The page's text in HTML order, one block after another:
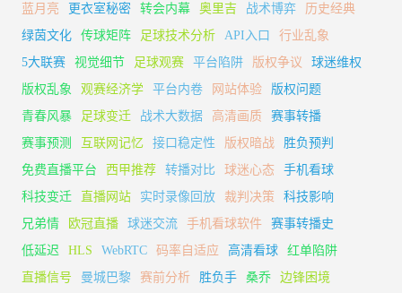
蓝月亮
更衣室秘密 转会内幕 奥里吉 战术博弈
历史经典
绿茵文化
传球矩阵 足球技术分析 API入口
行业乱象
5大联赛
视觉细节 足球观赛 平台陷阱 版权争议
球迷维权
版权乱象
观赛经济学 平台内卷 网站体验
版权问题
青春风暴
足球变迁 战术大数据 高清画质
赛事转播
赛事预测
互联网记忆 接口稳定性 版权暗战
胜负预判
免费直播平台
西甲推荐 转播对比 球迷心态
手机看球
科技变迁
直播网站 实时录像回放 裁判决策
科技影响
兄弟情
欧冠直播 球迷交流 手机看球软件
赛事转播史
低延迟
HLS WebRTC 码率自适应 高清看球
红单陷阱
直播信号
曼城巴黎 赛前分析 胜负手 桑乔
边锋困境